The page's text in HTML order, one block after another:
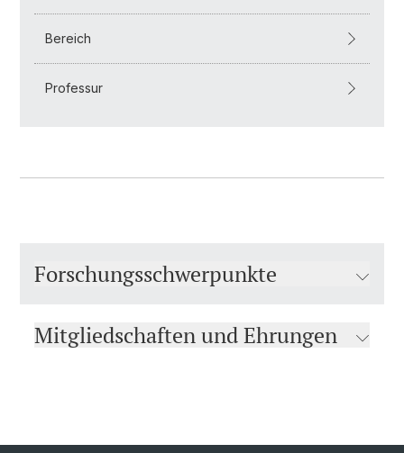
Bereich
Professur
Forschungsschwerpunkte
Mitgliedschaften und Ehrungen